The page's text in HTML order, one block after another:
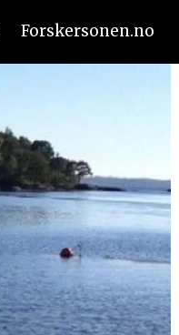
Forskersonen.no